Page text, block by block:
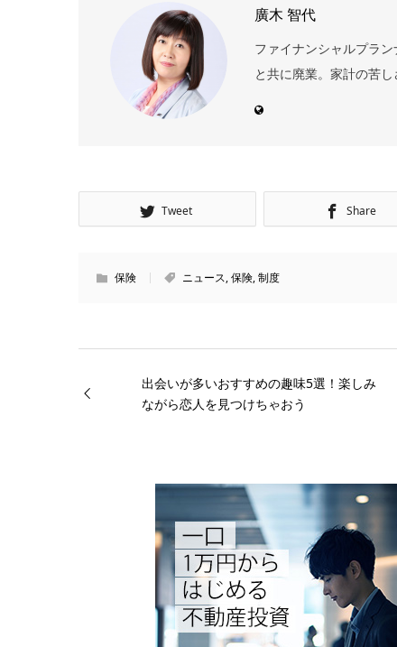
廣木 智代
ファイナンシャルプラ
と共に廃業。家計の苦
Tweet Share
保険 ニュース,保険,制度
出会いが多いおすすめの趣味5選！楽しみ
ながら恋人を見つけちゃおう